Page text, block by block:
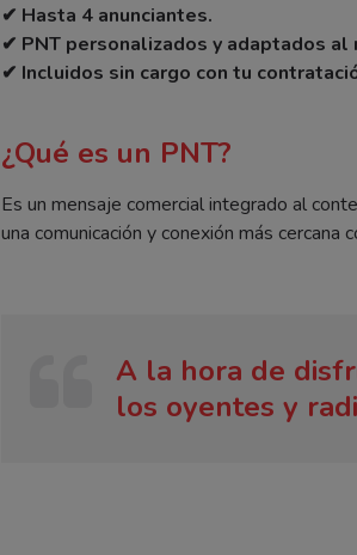
✔ Hasta 4 anunciantes.
✔ PNT personalizados y adaptados al
✔ Incluidos sin cargo con tu
¿Qué es un PNT?
Es un mensaje comercial integrado al
una comunicación y conexión más cercana
A la hora de
los oyentes y